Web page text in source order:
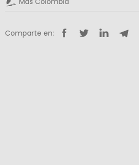
Comparte en: